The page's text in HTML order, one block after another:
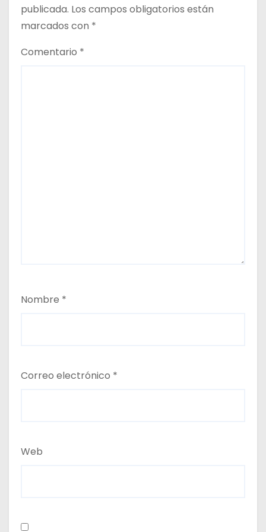
a
s
publicada. Los campos obligatorios están
marcados con *
Comentario *
Nombre *
Correo electrónico *
Web